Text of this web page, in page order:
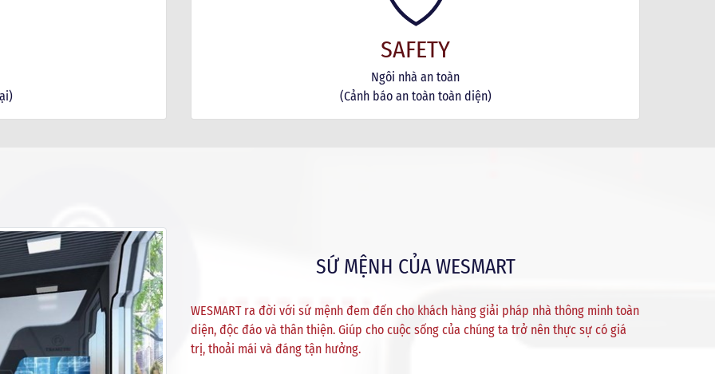
SAFETY
Ngôi nhà an toàn
(Cảnh báo an toàn toàn diện)
SỨ MỆNH CỦA WESMART
WESMART ra đời với sứ mệnh đem đến cho khách hàng giải pháp nhà thông minh toàn
diện, độc đáo và thân thiện. Giúp cho cuộc sống của chúng ta trở nên thực sự có giá
trị, thoải mái và đáng tận hưởng.